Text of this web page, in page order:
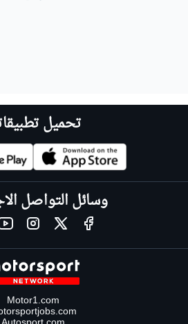
تحميل
وسائل التواصل
Motor1.com